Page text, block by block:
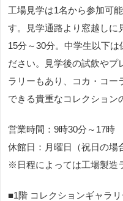
工場見学は1名から参加可
す。見学通路より窓越しに
15分～30分。中学生以下
ださい。見学後の試飲やプ
ラリーもあり、コカ・コー
できる貴重なコレクション
営業時間：9時30分～17時
休館日：月曜日（祝日の場
※日程によっては工場製造
■1階 コレクションギャラ